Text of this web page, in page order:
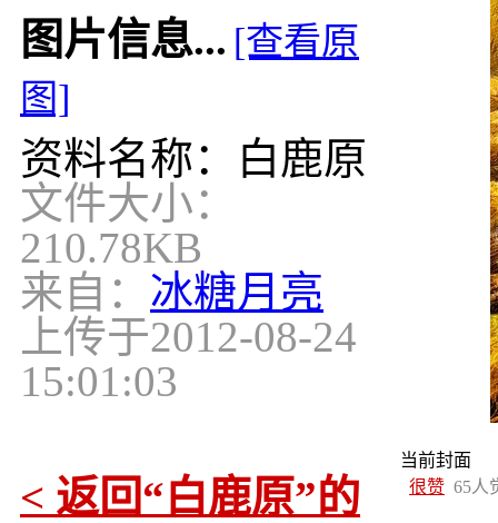
当前封面
很赞 65人
图片信息... [查看原
图]
资料名称：白鹿原
文件大小：
210.78KB
来自： 冰糖月亮
上传于2012-08-24
15:01:03
< 返回“白鹿原”的